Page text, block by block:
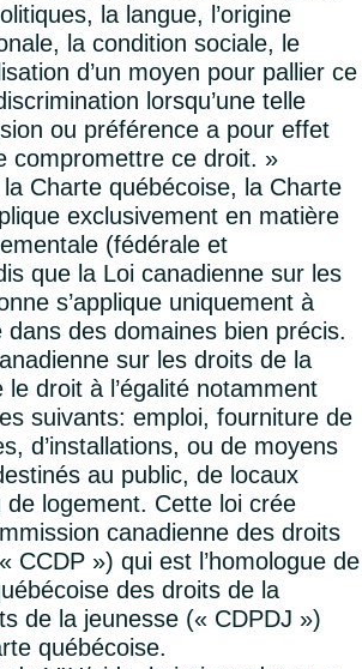
la langue, l’origine
la condition sociale, le
d’un moyen pour pallier ce
lorsqu’une telle
ou préférence a pour effet
compromettre ce droit. »
Charte québécoise, la Charte
exclusivement en matière
(fédérale et
que la Loi canadienne sur les
s’applique uniquement à
dans des domaines bien précis.
sur les droits de la
droit à l’égalité notamment
suivants: emploi, fourniture de
d’installations, ou de moyens
au public, de locaux
logement. Cette loi crée
canadienne des droits
CCDP ») qui est l’homologue de
des droits de la
de la jeunesse (« CDPDJ »)
québécoise.